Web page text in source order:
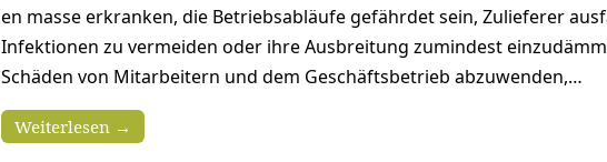
en masse erkranken, die Betriebsabläufe gefährdet sein, Zulieferer
Infektionen zu vermeiden oder ihre Ausbreitung zumindest
Schäden von Mitarbeitern und dem Geschäftsbetrieb abzuwenden,…
Weiterlesen →